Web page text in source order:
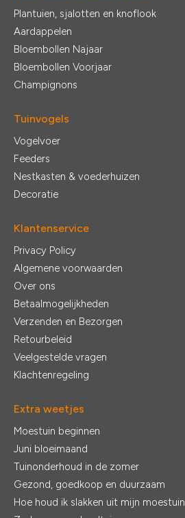
Plantuien, sjalotten en knoflook
Aardappelen
Bloembollen Najaar
Bloembollen Voorjaar
Champignons
Tuinvogels
Vogelvoer
Feeders
Nestkasten & voederhuizen
Decoratie
Klantenservice
Privacy Policy
Algemene voorwaarden
Over ons
Betaalmogelijkheden
Verzenden en Bezorgen
Retourbeleid
Veelgestelde vragen
Klachtenregeling
Extra weetjes
Moestuin beginnen
Juni bloeimaand
Tuinonderhoud in de zomer
Gezond, goedkoop en duurzaam
Hoe houd ik slakken uit mijn moestuin